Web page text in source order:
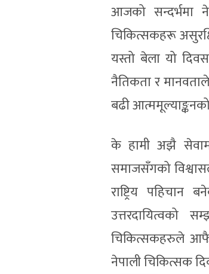
आजको सन्दर्भमा
चिकित्सकहरू
यस्तो बेला यो
नैतिकता र
बढी
के हामी अझै
समाजसँगको
राष्ट्रिय
उत्तरदायित्वको
चिकित्सकहरुले
नेपाली चिकित्सक